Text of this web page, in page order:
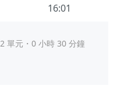
16:01
2 單元・0 小時 30 分鐘